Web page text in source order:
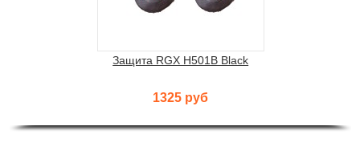
Защита RGX H501B Black
1325 руб